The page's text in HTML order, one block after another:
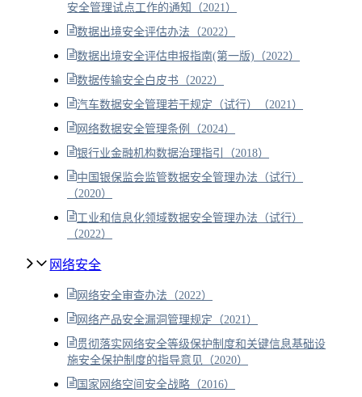
安全管理试点工作的通知（2021）
数据出境安全评估办法（2022）
数据出境安全评估申报指南(第一版)（2022）
数据传输安全白皮书（2022）
汽车数据安全管理若干规定（试行）（2021）
网络数据安全管理条例（2024）
银行业金融机构数据治理指引（2018）
中国银保监会监管数据安全管理办法（试行）
（2020）
工业和信息化领域数据安全管理办法（试行）
（2022）
网络安全
网络安全审查办法（2022）
网络产品安全漏洞管理规定（2021）
贯彻落实网络安全等级保护制度和关键信息基础设
施安全保护制度的指导意见（2020）
国家网络空间安全战略（2016）